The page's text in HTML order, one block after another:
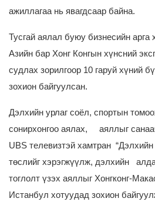
ажиллагаа нь явагдсаар байна.
Тусгай аялал буюу бизнесийн
Азийн бар Хонг Конгын хүнсний
судлах зорилгоор 10 гаруй хүний
зохион байгуулсан.
Дэлхийн урлаг соёл, спортын
сонирхонгоо аялах, аяллыг
UBS телевизтэй хамтран “Дэлхийн
төслийг хэрэгжүүлж, дэлхийн
тоглолт үзэх аяллыг Хонгконг-
Истанбул хотуудад зохион